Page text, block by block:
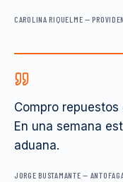
CAROLINA RIQUELME —
Compro
En una semana
aduana.
JORGE BUSTAMANTE —